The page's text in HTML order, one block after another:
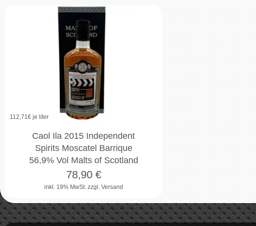
112,71€ je liter
Caol Ila 2015 Independent
Spirits Moscatel Barrique
56,9% Vol Malts of Scotland
inkl. 19% MwSt. zzgl. Versand
78,90€